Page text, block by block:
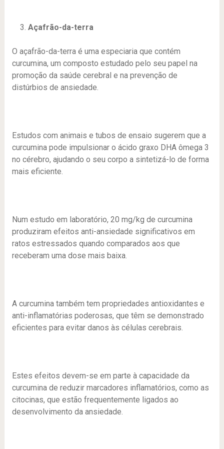
Açafrão-da-terra
O açafrão-da-terra é uma especiaria que contém
curcumina, um composto estudado pelo seu papel na
promoção da saúde cerebral e na prevenção de
distúrbios de ansiedade.
Estudos com animais e tubos de ensaio sugerem que a
curcumina pode impulsionar o ácido graxo DHA ômega 3
no cérebro, ajudando o seu corpo a sintetizá-lo de forma
mais eficiente.
Num estudo em laboratório, 20 mg/kg de curcumina
produziram efeitos anti-ansiedade significativos em
ratos estressados quando comparados aos que
receberam uma dose mais baixa.
A curcumina também tem propriedades antioxidantes e
anti-inflamatórias poderosas, que têm se demonstrado
eficientes para evitar danos às células cerebrais.
Estes efeitos devem-se em parte à capacidade da
curcumina de reduzir marcadores inflamatórios, como as
citocinas, que estão frequentemente ligados ao
desenvolvimento da ansiedade.